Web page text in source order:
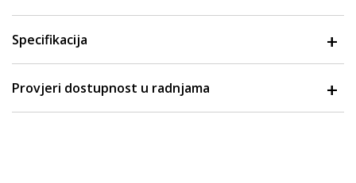
Specifikacija
Provjeri dostupnost u radnjama